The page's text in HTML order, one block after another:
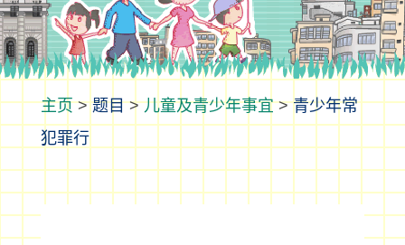
>题目>儿童及青少年事宜>青少年常
犯罪行